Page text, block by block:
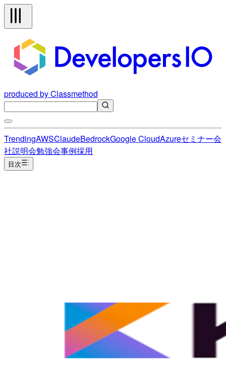
produced by Classmethod
TrendingAWSClaudeBedrockGoogle CloudAzureセミナー会
社説明会勉強会事例採用
目次